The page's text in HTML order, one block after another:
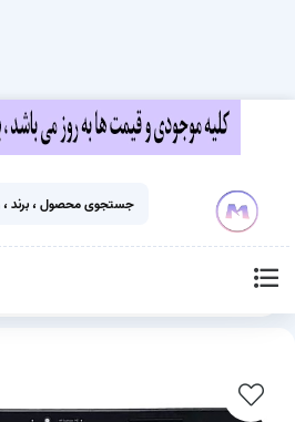
خانه